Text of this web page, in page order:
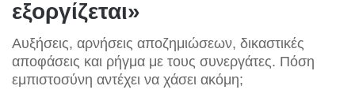
εξοργίζεται»
Αυξήσεις, αρνήσεις αποζημιώσεων, δικαστικές
αποφάσεις και ρήγμα με τους συνεργάτες. Πόση
εμπιστοσύνη αντέχει να χάσει ακόμη;